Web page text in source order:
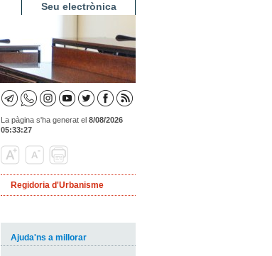
Seu electrònica
La pàgina s'ha generat el 8/08/2026
05:33:27
Regidoria d'Urbanisme
Ajuda'ns a millorar